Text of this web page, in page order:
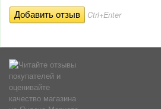
Ctrl+Enter